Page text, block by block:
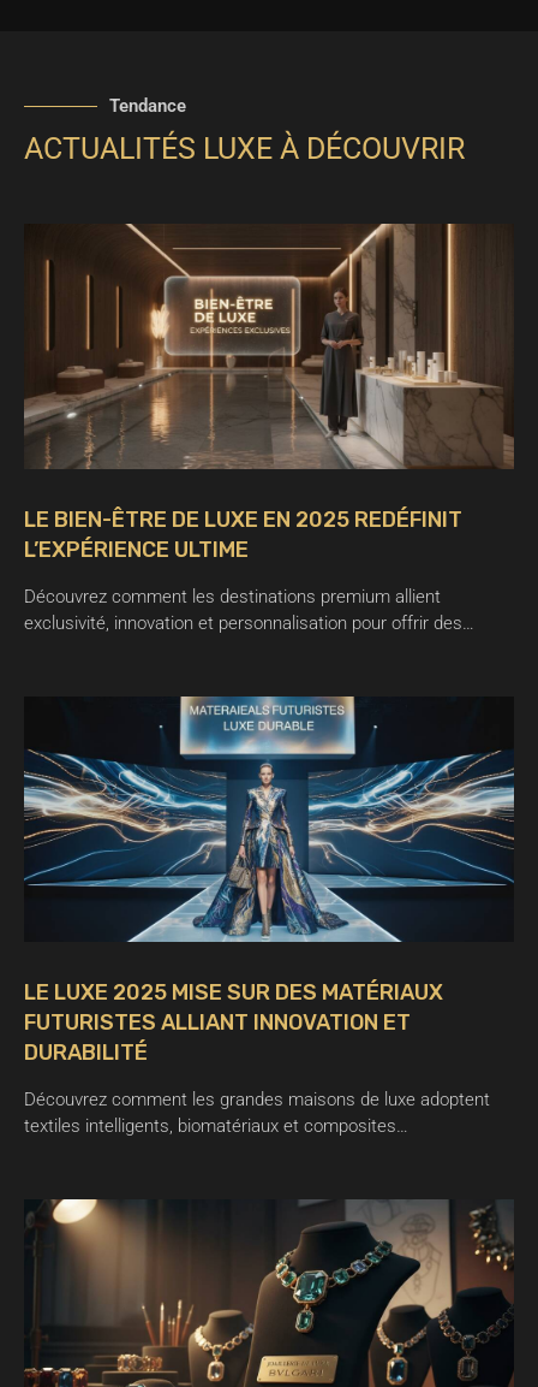
Tendance
ACTUALITÉS LUXE À DÉCOUVRIR
LE BIEN-ÊTRE DE LUXE EN 2025 REDÉFINIT
L’EXPÉRIENCE ULTIME
Découvrez comment les destinations premium allient
exclusivité, innovation et personnalisation pour offrir des…
LE LUXE 2025 MISE SUR DES MATÉRIAUX
FUTURISTES ALLIANT INNOVATION ET
DURABILITÉ
Découvrez comment les grandes maisons de luxe adoptent
textiles intelligents, biomatériaux et composites…